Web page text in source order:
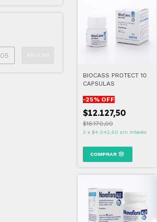
BIOCASS PROTECT 10
CAPSULAS
-25% OFF
$12.127,50
$16.170,00
3 x $4.042,50 sin interés